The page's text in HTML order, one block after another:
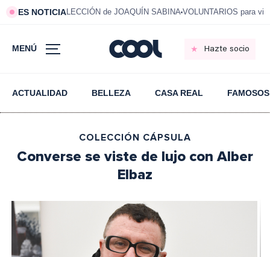
ES NOTICIALECCIÓN de JOAQUÍN SABINA VOLUNTARIOS para
MENÚ Hazte socio
ACTUALIDAD BELLEZA CASA REAL FAMOSOS
COLECCIÓN CÁPSULA
Converse se viste de lujo con Alber
Elbaz